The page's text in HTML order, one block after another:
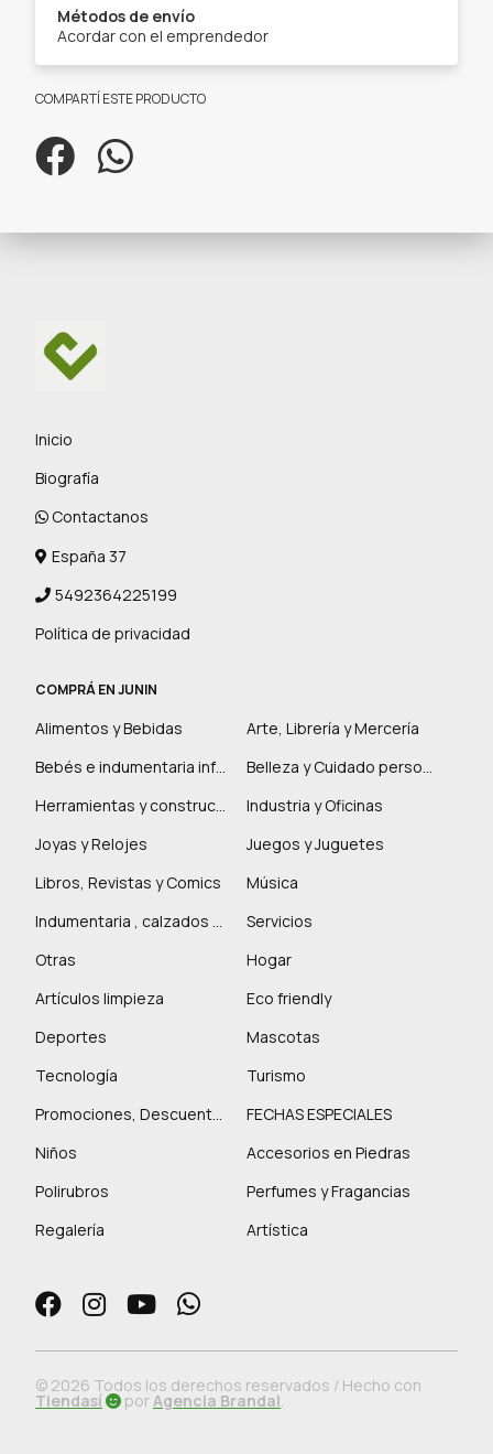
Métodos de envío
Acordar con el emprendedor
COMPARTÍ ESTE PRODUCTO
Inicio
Biografía
Contactanos
España 37
5492364225199
Política de privacidad
COMPRÁ EN JUNIN
Alimentos y Bebidas
Arte, Librería y Mercería
Bebés e indumentaria infantil
Belleza y Cuidado personal
Herramientas y construcción
Industria y Oficinas
Joyas y Relojes
Juegos y Juguetes
Libros, Revistas y Comics
Música
Indumentaria , calzados y marroquinería
Servicios
Otras
Hogar
Artículos limpieza
Eco friendly
Deportes
Mascotas
Tecnología
Turismo
Promociones, Descuentos y más
FECHAS ESPECIALES
Niños
Accesorios en Piedras
Polirubros
Perfumes y Fragancias
Regalería
Artística
© 2026 Todos los derechos reservados / Hecho con
Tiendasí porAgencia Brandal.